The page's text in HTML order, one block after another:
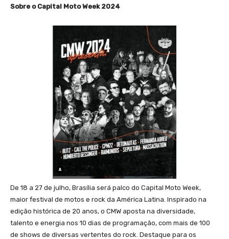
Sobre o Capital Moto Week 2024
De 18 a 27 de julho, Brasília será palco do Capital Moto Week,
maior festival de motos e rock da América Latina. Inspirado na
edição histórica de 20 anos, o CMW aposta na diversidade,
talento e energia nos 10 dias de programação, com mais de 100
de shows de diversas vertentes do rock. Destaque para os